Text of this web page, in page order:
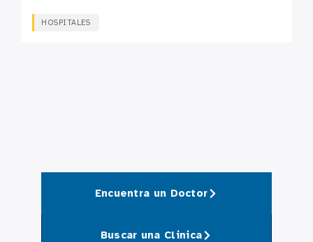
HOSPITALES
Encuentra un Doctor
Buscar una Clinica